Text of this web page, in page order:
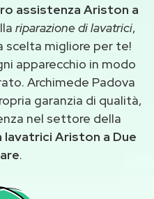
assistenza Ariston a
riparazione di lavatrici,
scelta migliore per te!
apparecchio in modo
Archimede Padova
garanzia di qualità,
nel settore della
lavatrici Ariston a Due
.